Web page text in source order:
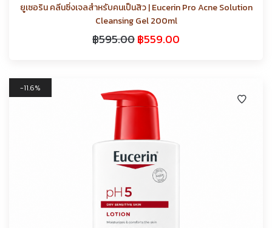
ยูเซอริน คลีนซิ่งเจลสำหรับคนเป็นสิว | Eucerin Pro Acne Solution
Cleansing Gel 200ml
฿595.00฿559.00
11.6%